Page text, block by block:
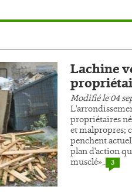
Lachine
Modifié le 04
propriétaires
et malpropres;
penchent
plan d'action
musclé».. 3